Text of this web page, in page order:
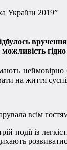
можливість
на життя
всім
події із